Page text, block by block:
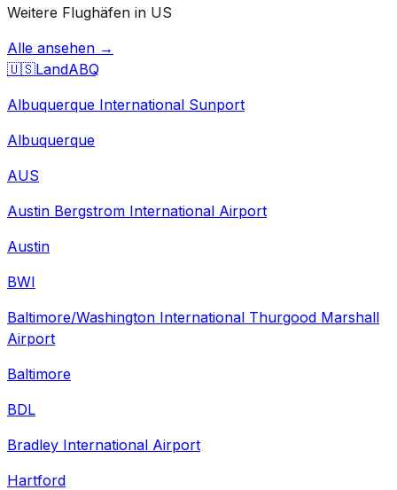
Weitere Flughäfen in US
Alle ansehen →
🇺🇸LandABQ
Albuquerque International Sunport
Albuquerque
AUS
Austin Bergstrom International Airport
Austin
BWI
Baltimore/Washington International Thurgood Marshall
Airport
Baltimore
BDL
Bradley International Airport
Hartford